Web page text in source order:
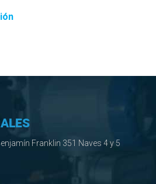
Franklin 351 Naves 4 y 5